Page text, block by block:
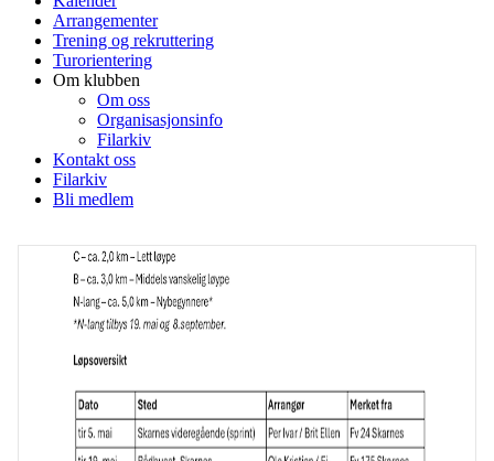
Arrangementer
Trening og rekruttering
Turorientering
Om klubben
Om oss
Organisasjonsinfo
Filarkiv
Kontakt oss
Filarkiv
Bli medlem